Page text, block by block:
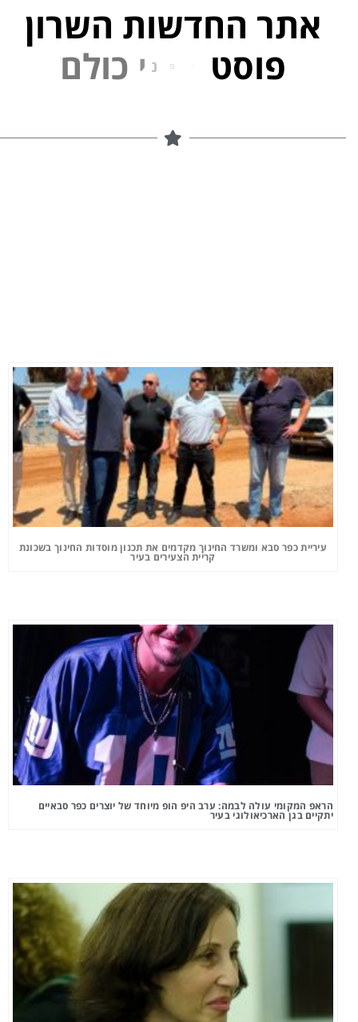
אתר החדשות השרון
פוסט
עיריית כפר סבא ומשרד החינוך מקדמים את תכנון מוסדות החינוך בשכונת
קריית הצעירים בעיר
הראפ המקומי עולה לבמה: ערב היפ הופ מיוחד של יוצרים כפר סבאיים
יתקיים בגן הארכיאולוגי בעיר